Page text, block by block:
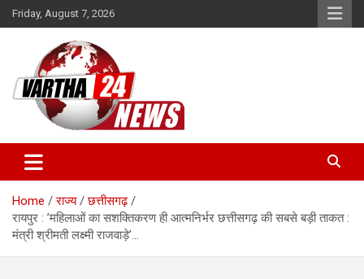
Skip
to
Friday, August 7, 2026
Vartha 24
Home राज्य
छत्तीसगढ़
रायपुर : ’महिलाओं का सशक्तिकरण ही आत्मनिर्भर छत्तीसगढ़ की सबसे बड़ी ताकत :
मंत्री श्रीमती लक्ष्मी राजवाड़े’…